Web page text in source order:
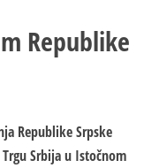
Republike
Republike Srpske
Srbija u Istočnom